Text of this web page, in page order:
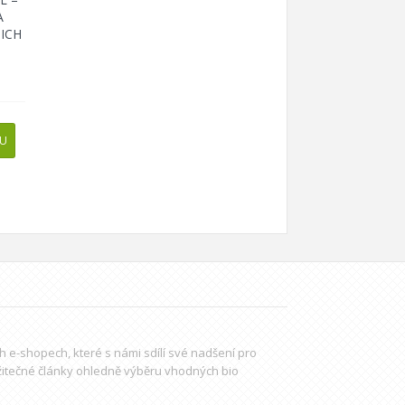
e-shopech, které s námi sdílí své nadšení pro
články ohledně výběru vhodných bio